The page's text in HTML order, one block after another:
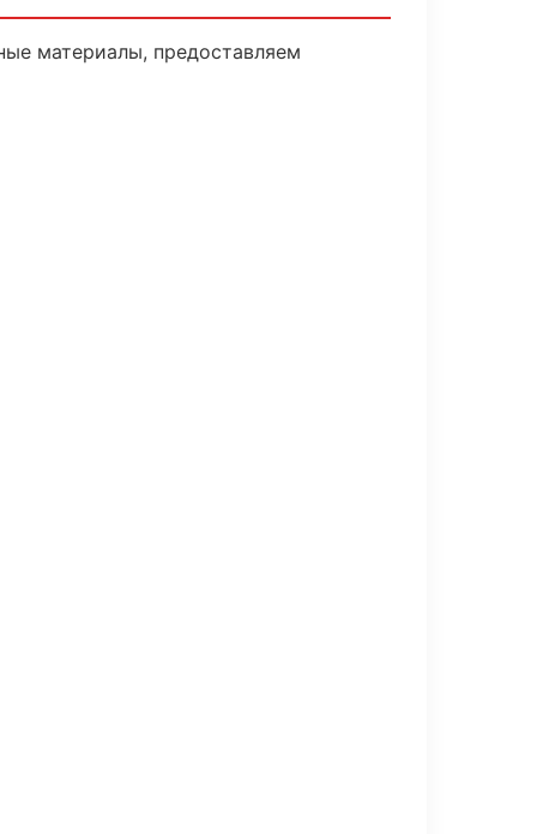
материалы, предоставляем